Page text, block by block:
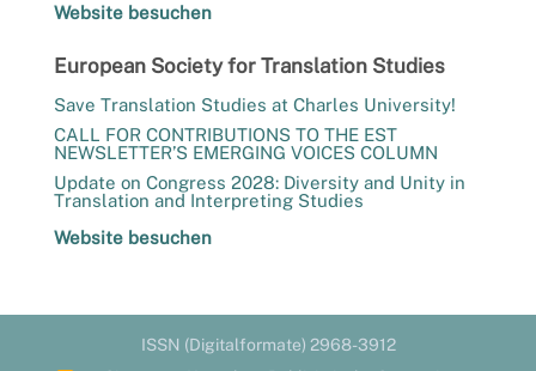
Website besuchen
European Society for Translation Studies
Save Translation Studies at Charles University!
CALL FOR CONTRIBUTIONS TO THE EST
NEWSLETTER’S EMERGING VOICES COLUMN
Update on Congress 2028: Diversity and Unity in
Translation and Interpreting Studies
Website besuchen
ISSN (Digitalformate) 2968-3912